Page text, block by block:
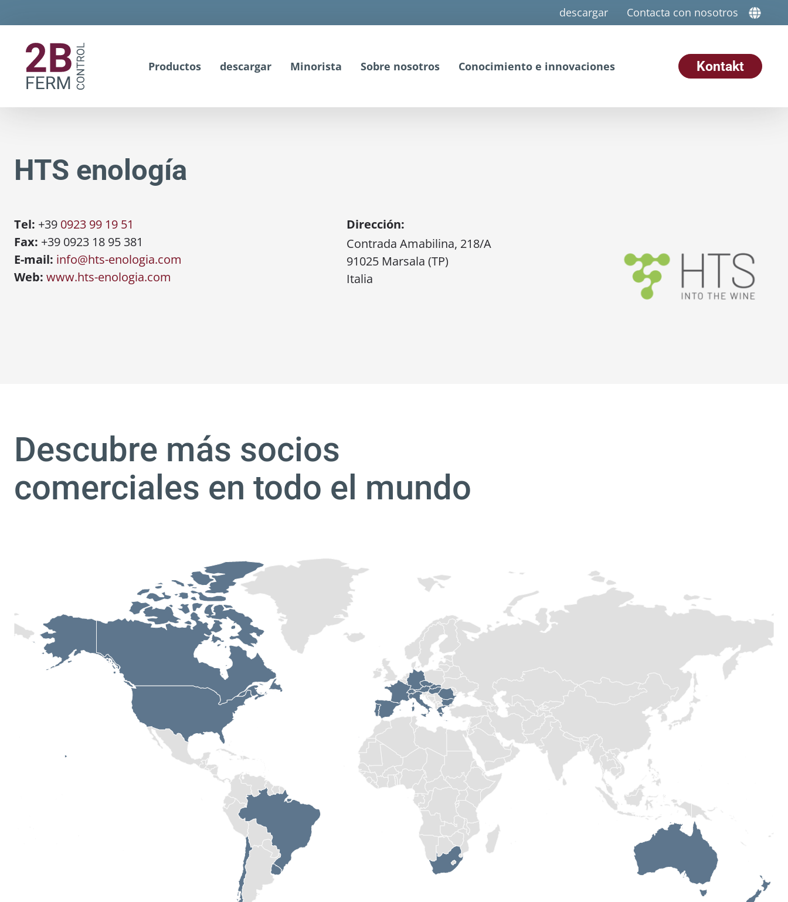
descargar Contacta con nosotros
Productos descargar Minorista Sobre nosotros Conocimiento e innovaciones Kontakt
HTS enología
Tel: +39 0923 99 19 51
Fax: +39 0923 18 95 381
E-mail: info@hts-enologia.com
Web: www.hts-enologia.com
Dirección:
Contrada Amabilina, 218/A
91025 Marsala (TP)
Italia
Descubre más socios
comerciales en todo el mundo